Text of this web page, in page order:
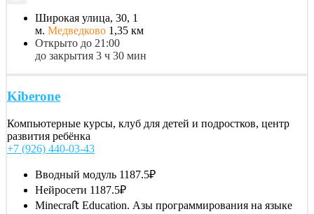
Широкая улица, 30, 1
м. Медведково 1,35 км
Открыто до 21:00
до закрытия 3 ч 30 мин
Kiberone
Компьютерные курсы, клуб для детей и подростков, центр
развития ребёнка
+7 (926) 440-03-43
Вводный модуль 1187.5₽
Нейросети 1187.5₽
Minecraﬅ Education. Азы программирования на языке